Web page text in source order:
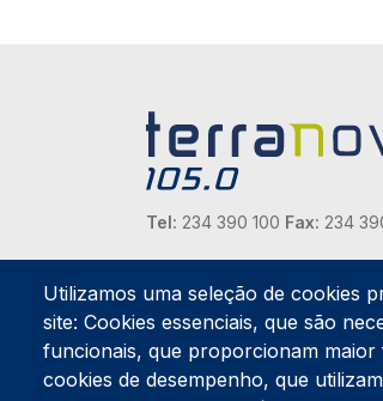
Tel: 234 390 100 Fax: 234
Endereço Postal
Apartado 42
Rua Gil Eanes 31
3834-908 Gafanha da Nazaré
Estúdios
Utilizamos uma seleção de cookies
site: Cookies essenciais, que são
funcionais, que proporcionam maior
cookies de desempenho, que